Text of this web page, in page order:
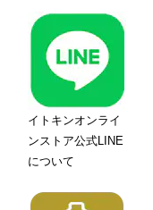
イトキンオンライ
ンストア公式LINE
について